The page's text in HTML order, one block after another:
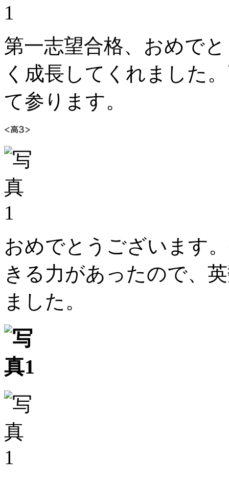
第一志望合格、おめで
く成長してくれました
て参ります。
おめでとうございます
きる力があったので、
ました。